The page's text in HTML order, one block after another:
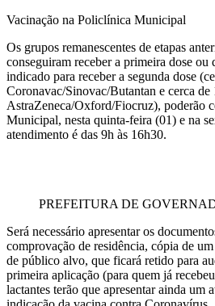
Vacinação na Policlínica Municipal
Os grupos remanescentes de etapas
conseguiram receber a primeira dose ou
indicado para receber a segunda dose
Coronavac/Sinovac/Butantan e cerca de
AstraZeneca/Oxford/Fiocruz), poderão
Municipal, nesta quinta-feira (01) e na
atendimento é das 9h às 16h30.
PREFEITURA DE
Será necessário apresentar os
comprovação de residência, cópia de
de público alvo, que ficará retido para
primeira aplicação (para quem já
lactantes terão que apresentar ainda um